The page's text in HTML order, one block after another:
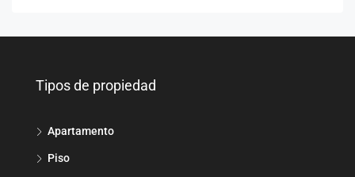
Tipos de propiedad
Apartamento
Piso